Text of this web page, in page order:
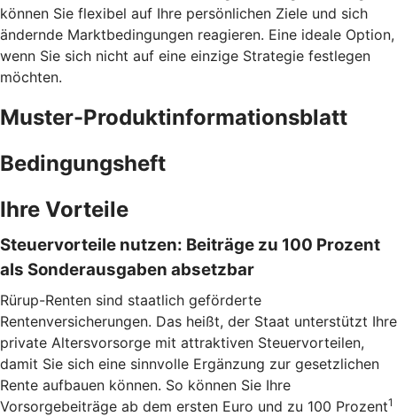
können Sie flexibel auf Ihre persönlichen Ziele und sich
ändernde Marktbedingungen reagieren. Eine ideale Option,
wenn Sie sich nicht auf eine einzige Strategie festlegen
möchten.
Muster-Produktinformationsblatt
Bedingungsheft
Ihre Vorteile
Steuervorteile nutzen: Beiträge zu 100 Prozent
als Sonderausgaben absetzbar
Rürup-Renten sind staatlich geförderte
Rentenversicherungen. Das heißt, der Staat unterstützt Ihre
private Altersvorsorge mit attraktiven Steuervorteilen,
damit Sie sich eine sinnvolle Ergänzung zur gesetzlichen
Rente aufbauen können. So können Sie Ihre
Vorsorgebeiträge ab dem ersten Euro und zu 100 Prozent1